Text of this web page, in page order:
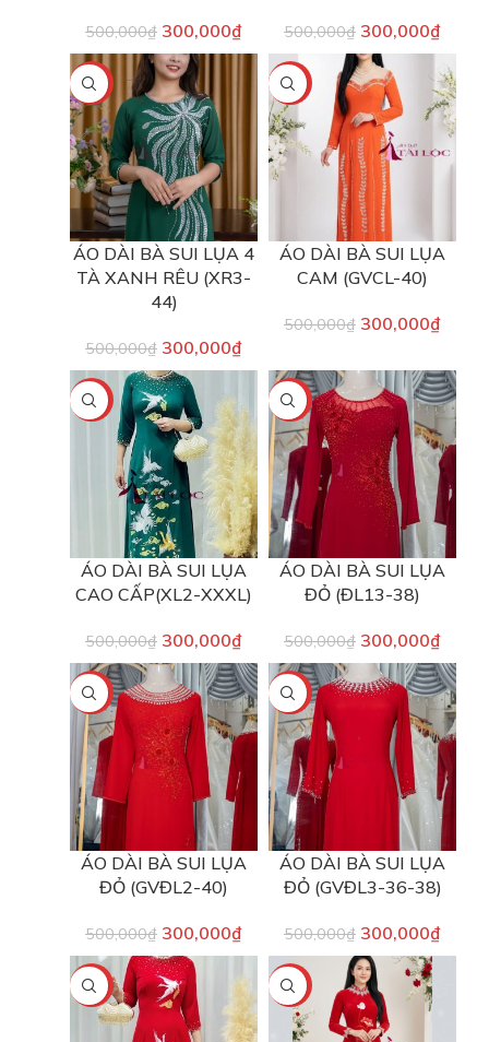
500,000₫ 300,000₫ 500,000₫ 300,000₫
-40%
ÁO DÀI BÀ SUI LỤA 4
TÀ XANH RÊU (XR3-
44)
500,000₫ 300,000₫
-40%
ÁO DÀI BÀ SUI LỤA
CAM (GVCL-40)
500,000₫ 300,000₫
-40%
ÁO DÀI BÀ SUI LỤA
CAO CẤP(XL2-XXXL)
500,000₫ 300,000₫
-40%
ÁO DÀI BÀ SUI LỤA
ĐỎ (ĐL13-38)
500,000₫ 300,000₫
-40%
ÁO DÀI BÀ SUI LỤA
ĐỎ (GVĐL2-40)
500,000₫ 300,000₫
-40%
ÁO DÀI BÀ SUI LỤA
ĐỎ (GVĐL3-36-38)
500,000₫ 300,000₫
-40% -40%